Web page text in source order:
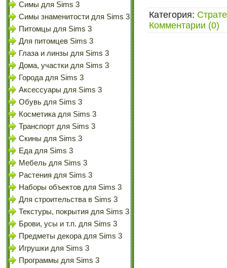
Симы для Sims 3
Симы знаменитости для Sims 3
Питомцы для Sims 3
Для питомцев Sims 3
Глаза и линзы для Sims 3
Дома, участки для Sims 3
Города для Sims 3
Аксессуары для Sims 3
Обувь для Sims 3
Косметика для Sims 3
Транспорт для Sims 3
Скины для Sims 3
Еда для Sims 3
Мебель для Sims 3
Растения для Sims 3
Наборы объектов для Sims 3
Для строительства в Sims 3
Текстуры, покрытия для Sims 3
Брови, усы и т.п. для Sims 3
Предметы декора для Sims 3
Игрушки для Sims 3
Программы для Sims 3
Категория:
Комментарии (0)